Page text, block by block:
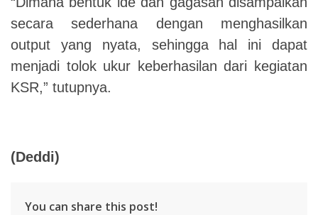
secara sederhana dengan menghasilkan
output yang nyata, sehingga hal ini dapat
menjadi tolok ukur keberhasilan dari kegiatan
KSR,” tutupnya.
(Deddi)
You can share this post!